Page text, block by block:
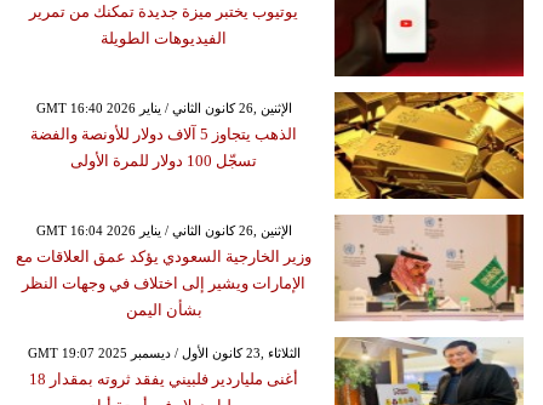
يوتيوب يختبر ميزة جديدة تمكنك من تمرير
الفيديوهات الطويلة
GMT 16:40 2026 الإثنين ,26 كانون الثاني / يناير
الذهب يتجاوز 5 آلاف دولار للأونصة والفضة
تسجّل 100 دولار للمرة الأولى
GMT 16:04 2026 الإثنين ,26 كانون الثاني / يناير
وزير الخارجية السعودي يؤكد عمق العلاقات مع
الإمارات ويشير إلى اختلاف في وجهات النظر
بشأن اليمن
GMT 19:07 2025 الثلاثاء ,23 كانون الأول / ديسمبر
أغنى ملياردير فلبيني يفقد ثروته بمقدار 18